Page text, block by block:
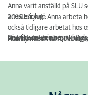
Anna varit anställd på SLU
anestesiologi.
2016 började Anna arbeta
också tidigare arbetat hos
Distriktsveterinärerna i
Anna bedriver en
Hon bor med man och
I familjen finns häst, hund,